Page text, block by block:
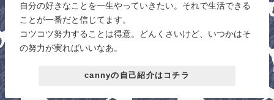
自分の好きなことを一生やっていきたい。それで生活できる
ことが一番だと信じてます。
コツコツ努力することは得意。どんくさいけど、いつかはそ
の努力が実ればいいなあ。
cannyの自己紹介はコチラ